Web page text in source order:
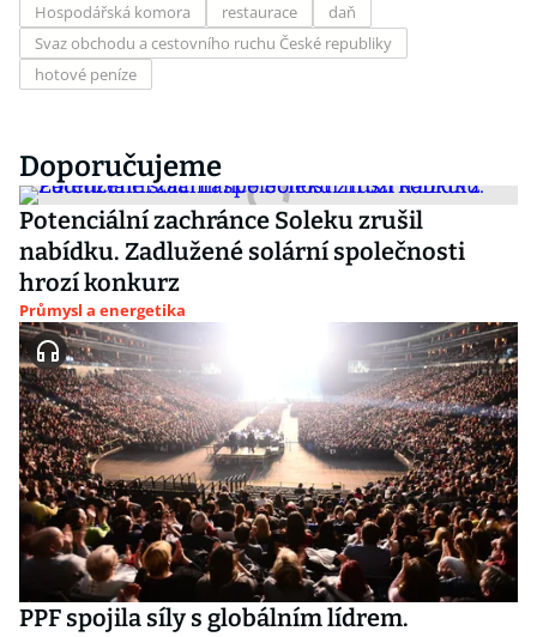
Hospodářská komora
restaurace
daň
Svaz obchodu a cestovního ruchu České republiky
hotové peníze
Doporučujeme
Potenciální zachránce Soleku zrušil
nabídku. Zadlužené solární společnosti
hrozí konkurz
Průmysl a energetika
PPF spojila síly s globálním lídrem.